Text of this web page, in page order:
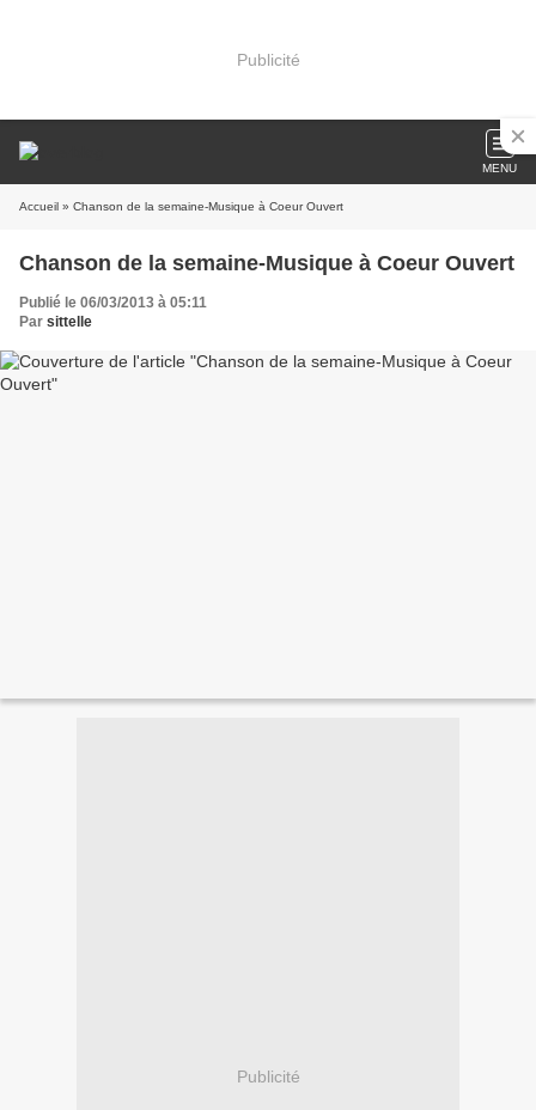
Publicité
MENU
Accueil » Chanson de la semaine-Musique à Coeur Ouvert
Chanson de la semaine-Musique à Coeur Ouvert
Publié le 06/03/2013 à 05:11
Par sittelle
Publicité